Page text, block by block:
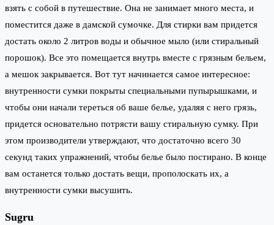
взять с собой в путешествие. Она не занимает много места, и
поместится даже в дамской сумочке. Для стирки вам придется
достать около 2 литров воды и обычное мыло (или стиральный
порошок). Все это помещается внутрь вместе с грязным бельем,
а мешок закрывается. Вот тут начинается самое интересное:
внутренности сумки покрыты специальными пупырышками, и
чтобы они начали тереться об ваше белье, удаляя с него грязь,
придется основательно потрясти вашу стиральную сумку. При
этом производители утверждают, что достаточно всего 30
секунд таких упражнений, чтобы белье было постирано. В конце
вам останется только достать вещи, прополоскать их, а
внутренности сумки высушить.
Sugru